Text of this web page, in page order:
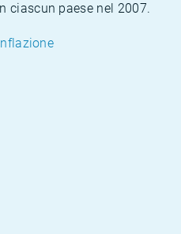
ciascun paese nel 2007.